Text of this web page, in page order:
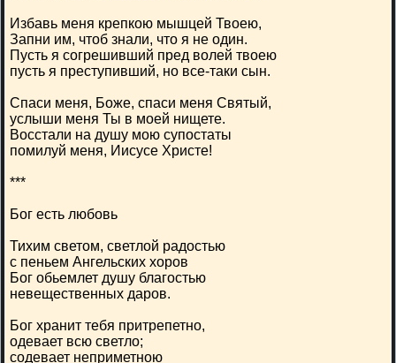
Избавь меня крепкою мышцей Твоею,
Запни им, чтоб знали, что я не один.
Пусть я согрешивший пред волей твоею
пусть я преступивший, но все-таки сын.
Спаси меня, Боже, спаси меня Святый,
услыши меня Ты в моей нищете.
Восстали на душу мою супостаты
помилуй меня, Иисусе Христе!
***
Бог есть любовь
Тихим светом, светлой радостью
с пеньем Ангельских хоров
Бог обьемлет душу благостью
невещественных даров.
Бог хранит тебя притрепетно,
одевает всю светло;
содевает неприметною